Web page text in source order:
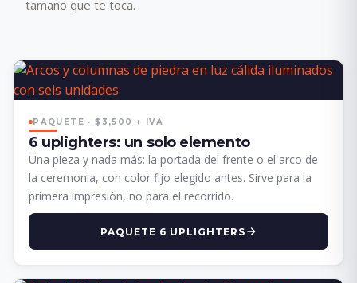
tamaño que te toca.
PAQUETE · $3,500 + IVA
6 uplighters: un solo elemento
Una pieza y nada más: la portada del frente o el arco de
la ceremonia, con color fijo elegido antes. Sirve para la
primera impresión, no para el recorrido.
PAQUETE 6 UPLIGHTERS